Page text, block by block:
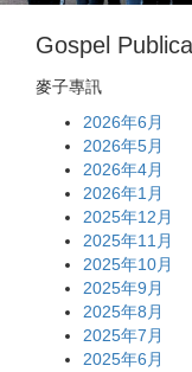
Gospel
麥子專訊
2026年6月
2026年5月
2026年4月
2026年1月
2025年12月
2025年11月
2025年10月
2025年9月
2025年8月
2025年7月
2025年6月